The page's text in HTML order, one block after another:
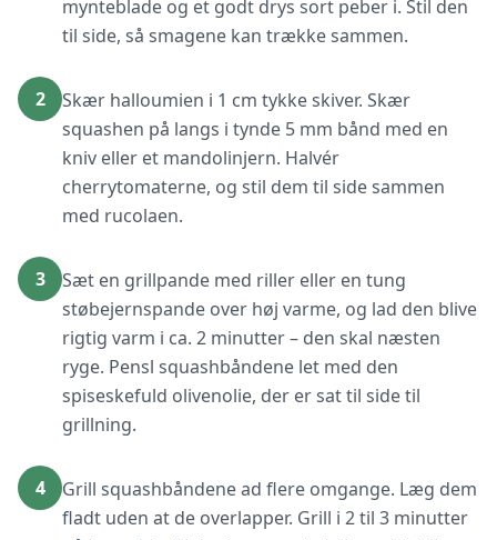
mynteblade og et godt drys sort peber i. Stil den
til side, så smagene kan trække sammen.
2
Skær halloumien i 1 cm tykke skiver. Skær
squashen på langs i tynde 5 mm bånd med en
kniv eller et mandolinjern. Halvér
cherrytomaterne, og stil dem til side sammen
med rucolaen.
3
Sæt en grillpande med riller eller en tung
støbejernspande over høj varme, og lad den blive
rigtig varm i ca. 2 minutter – den skal næsten
ryge. Pensl squashbåndene let med den
spiseskefuld olivenolie, der er sat til side til
grillning.
4
Grill squashbåndene ad flere omgange. Læg dem
fladt uden at de overlapper. Grill i 2 til 3 minutter